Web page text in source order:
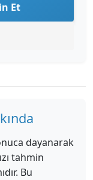
Et
dayanarak
tahmin
Bu